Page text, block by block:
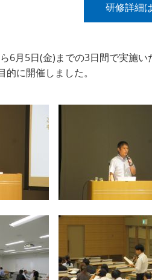
研修詳細
6月5日(金)までの3日間で実施い
に開催しました。